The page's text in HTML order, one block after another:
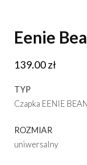
Eenie
139.00 zł
TYP
Czapka EENIE
ROZMIAR
uniwersalny